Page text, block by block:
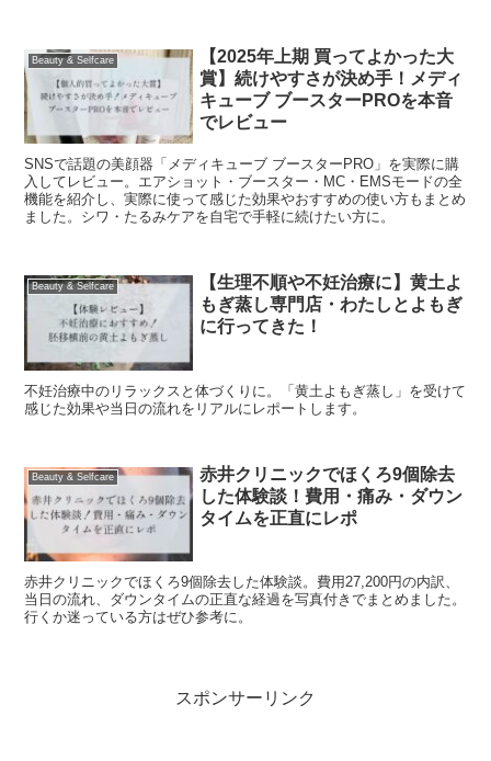
Beauty & Selfcare
【2025年上期 買ってよかった大
賞】続けやすさが決め手！メディ
キューブ ブースターPROを本音
でレビュー
SNSで話題の美顔器「メディキューブ ブースターPRO」を実際に購
入してレビュー。エアショット・ブースター・MC・EMSモードの全
機能を紹介し、実際に使って感じた効果やおすすめの使い方もまとめ
ました。シワ・たるみケアを自宅で手軽に続けたい方に。
Beauty & Selfcare
【生理不順や不妊治療に】黄土よ
もぎ蒸し専門店・わたしとよもぎ
に行ってきた！
不妊治療中のリラックスと体づくりに。「黄土よもぎ蒸し」を受けて
感じた効果や当日の流れをリアルにレポートします。
Beauty & Selfcare
赤井クリニックでほくろ9個除去
した体験談！費用・痛み・ダウン
タイムを正直にレポ
赤井クリニックでほくろ9個除去した体験談。費用27,200円の内訳、
当日の流れ、ダウンタイムの正直な経過を写真付きでまとめました。
行くか迷っている方はぜひ参考に。
スポンサーリンク